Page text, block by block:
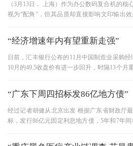
（3月13日， 上海）作为办公数码复合机的
视为“配角”，但其品质却直接影响文印输出
“经济增速年内有望重新走强”
日前，汇丰银行公布的11月中国制造业采购
10月的49.5收盘价有进一步回升，时隔13个月
“广东下周四招标发86亿地方债”
经过记者胡健从北京出发 根据广东省财政厅
标，发行86亿元固定利息地方债，5年和7年间